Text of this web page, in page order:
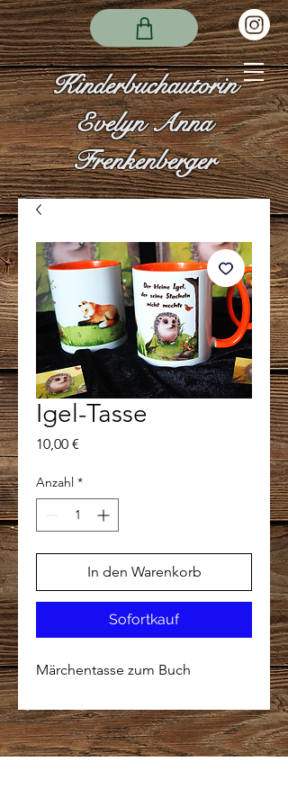
Kinderbuchautorin
Evelyn Anna
Frenkenberger
Igel-Tasse
10,00 €
Anzahl *
In den Warenkorb
Sofortkauf
Märchentasse zum Buch